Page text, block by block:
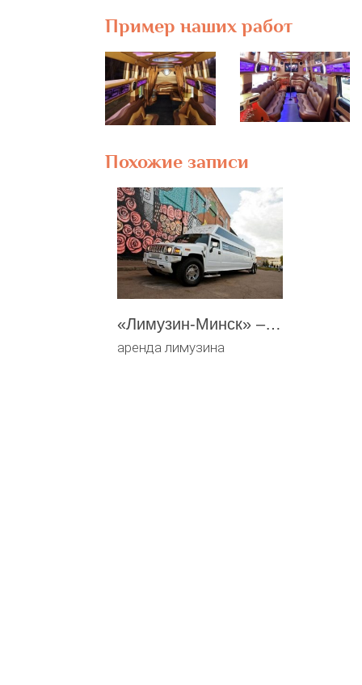
Пример наших работ
Похожие записи
«Лимузин-Минск» – прокат лимузинов, автомобилей на свадьбу
аренда лимузина